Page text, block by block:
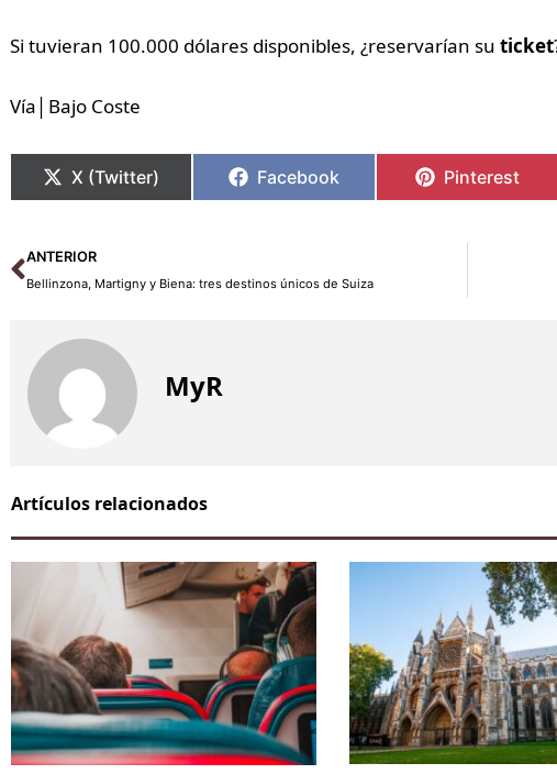
Si tuvieran 100.000 dólares disponibles, ¿reservarían su ticket
Vía│Bajo Coste
X (Twitter) Facebook Pinterest
Ant
ANTERIOR
Bellinzona, Martigny y Biena: tres destinos únicos de Suiza
MyR
Artículos relacionados